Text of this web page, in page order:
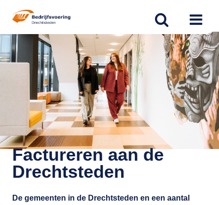
naar
inhoud
Factureren aan de
Drechtsteden
De gemeenten in de Drechtsteden en een aantal